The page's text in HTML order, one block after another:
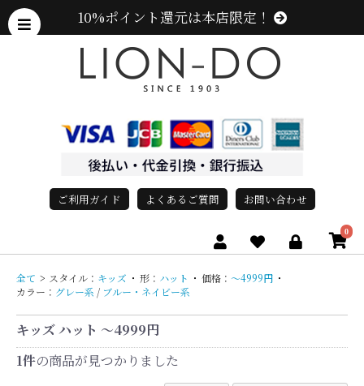
10%ポイント還元は本店限定！
ご利用ガイド よくあるご質問 お問い合わせ
0
全て > スタイル： キッズ ・ 形： ハット ・ 価格： 〜4999円 ・
カラー： グレー系 / ブルー・ネイビー系
キッズ ハット 〜4999円
1件の商品が見つかりました